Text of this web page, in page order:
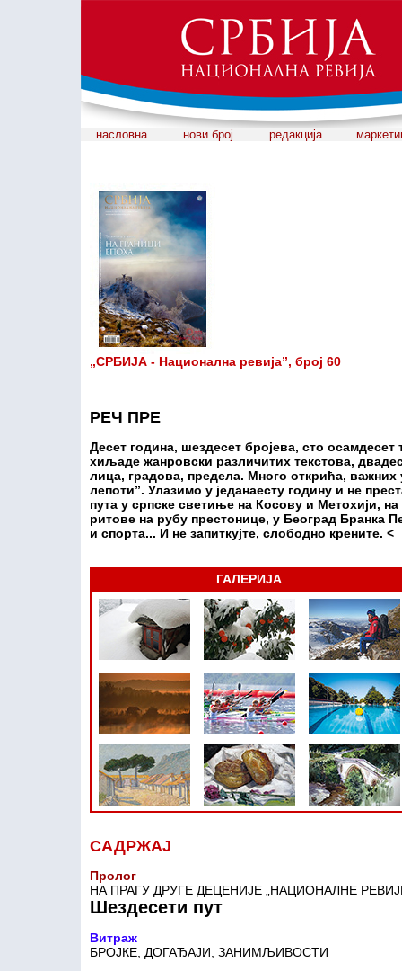
насловна нови број редакција
„СРБИЈА - Национална ревија”, број 60
РЕЧ ПРЕ
Десет година, шездесет бројева, сто
хиљаде жанровски различитих текстова,
лица, градова, предела. Много открића,
лепоти”. Улазимо у једанаесту годину и не
пута у српске светиње на Косову и Метохији,
ритове на рубу престонице, у Београд Бранка
и спорта... И не запиткујте, слободно крените. <
ГАЛЕРИЈА
САДРЖАЈ
Пролог
НА ПРАГУ ДРУГЕ ДЕЦЕНИЈЕ „НАЦИОНАЛНЕ
Шездесети пут
Витраж
БРОЈКЕ, ДОГАЂАЈИ, ЗАНИМЉИВОСТИ